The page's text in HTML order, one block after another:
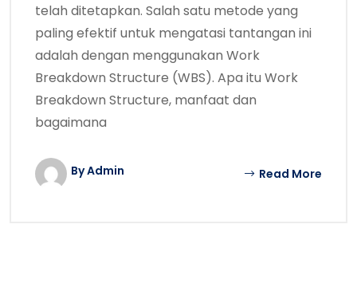
telah ditetapkan. Salah satu metode yang
paling efektif untuk mengatasi tantangan ini
adalah dengan menggunakan Work
Breakdown Structure (WBS). Apa itu Work
Breakdown Structure, manfaat dan
bagaimana
By Admin Read More